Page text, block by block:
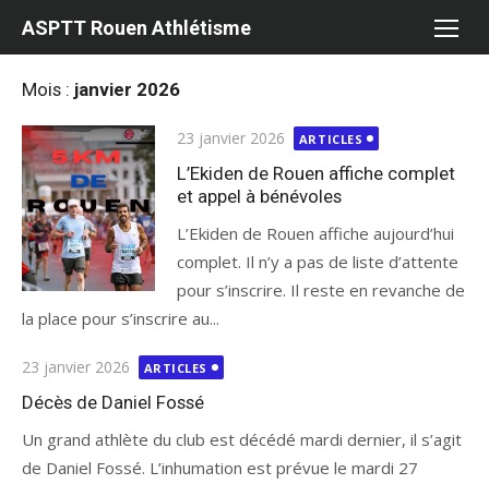
ASPTT Rouen Athlétisme
Mois : janvier 2026
Publié
le
23 janvier 2026 ARTICLES
L’Ekiden de Rouen affiche complet
et appel à bénévoles
L’Ekiden de Rouen affiche aujourd’hui
complet. Il n’y a pas de liste d’attente
pour s’inscrire. Il reste en revanche de
la place pour s’inscrire au...
Publié
le
23 janvier 2026 ARTICLES
Décès de Daniel Fossé
Un grand athlète du club est décédé mardi dernier, il s’agit
de Daniel Fossé. L’inhumation est prévue le mardi 27